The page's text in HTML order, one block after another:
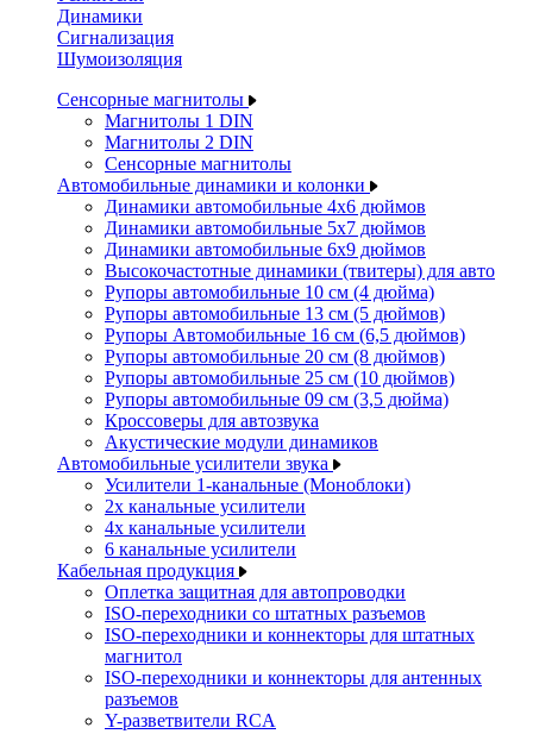
Динамики
Сигнализация
Шумоизоляция
Сенсорные магнитолы
Магнитолы 1 DIN
Магнитолы 2 DIN
Сенсорные магнитолы
Автомобильные динамики и колонки
Динамики автомобильные 4x6 дюймов
Динамики автомобильные 5x7 дюймов
Динамики автомобильные 6x9 дюймов
Высокочастотные динамики (твитеры) для авто
Рупоры автомобильные 10 см (4 дюйма)
Рупоры автомобильные 13 см (5 дюймов)
Рупоры Автомобильные 16 см (6,5 дюймов)
Рупоры автомобильные 20 см (8 дюймов)
Рупоры автомобильные 25 см (10 дюймов)
Рупоры автомобильные 09 см (3,5 дюйма)
Кроссоверы для автозвука
Акустические модули динамиков
Автомобильные усилители звука
Усилители 1-канальные (Моноблоки)
2х канальные усилители
4х канальные усилители
6 канальные усилители
Кабельная продукция
Оплетка защитная для автопроводки
ISO-переходники со штатных разъемов
ISO-переходники и коннекторы для штатных
магнитол
ISO-переходники и коннекторы для антенных
разъемов
Y-разветвители RCA